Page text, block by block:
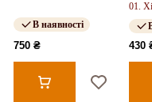
В наявності
750 ₴
01.
430